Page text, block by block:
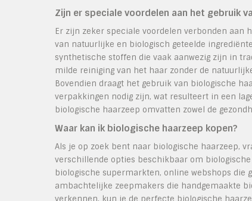
Zijn er speciale voordelen aan het gebruik
Er zijn zeker speciale voordelen verbonden aan
van natuurlijke en biologisch geteelde
synthetische stoffen die vaak aanwezig zijn in
milde reiniging van het haar zonder de
Bovendien draagt het gebruik van biologische
verpakkingen nodig zijn, wat resulteert in een
biologische haarzeep omvatten zowel de
Waar kan ik biologische haarzeep kopen?
Als je op zoek bent naar biologische haarzeep,
verschillende opties beschikbaar om
biologische supermarkten, online webshops die
ambachtelijke zeepmakers die handgemaakte
verkennen, kun je de perfecte biologische